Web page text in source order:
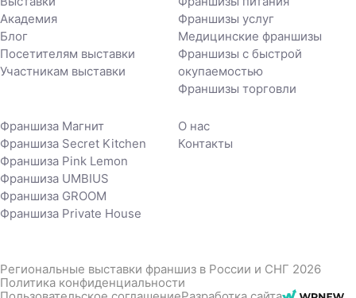
Академия
Блог
Посетителям выставки
Участникам выставки
Франшизы услуг
Медицинские франшизы
Франшизы с быстрой
окупаемостью
Франшизы торговли
Франшиза Магнит
Франшиза Secret Kitchen
Франшиза Pink Lemon
Франшиза UMBIUS
Франшиза GROOM
Франшиза Private House
О нас
Контакты
Региональные выставки франшиз в России и СНГ 2026
Политика конфиденциальности